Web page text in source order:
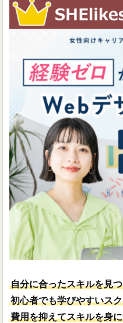
自分に合ったスキルを見
初心者でも学びやすいス
費用を抑えてスキルを身